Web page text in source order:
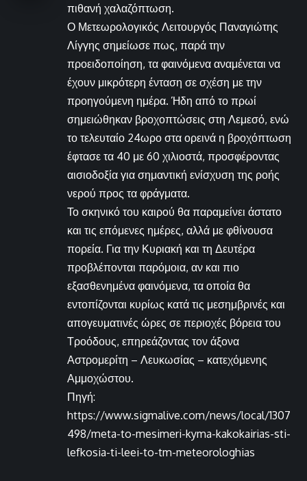
πιθανή χαλαζόπτωση.
Ο Μετεωρολογικός Λειτουργός Παναγιώτης
Λίγγης σημείωσε πως, παρά την
προειδοποίηση, τα φαινόμενα αναμένεται να
έχουν μικρότερη ένταση σε σχέση με την
προηγούμενη ημέρα. Ήδη από το πρωί
σημειώθηκαν βροχοπτώσεις στη Λεμεσό, ενώ
το τελευταίο 24ωρο στα ορεινά η βροχόπτωση
έφτασε τα 40 με 60 χιλιοστά, προσφέροντας
αισιοδοξία για σημαντική ενίσχυση της ροής
νερού προς τα φράγματα.
Το σκηνικό του καιρού θα παραμείνει άστατο
και τις επόμενες ημέρες, αλλά με φθίνουσα
πορεία. Για την Κυριακή και τη Δευτέρα
προβλέπονται παρόμοια, αν και πιο
εξασθενημένα φαινόμενα, τα οποία θα
εντοπίζονται κυρίως κατά τις μεσημβρινές και
απογευματινές ώρες σε περιοχές βόρεια του
Τροόδους, επηρεάζοντας τον άξονα
Αστρομερίτη – Λευκωσίας – κατεχόμενης
Αμμοχώστου.
Πηγή:
https://www.sigmalive.com/news/local/1307
498/meta-to-mesimeri-kyma-kakokairias-sti-
lefkosia-ti-leei-to-tm-meteorologhias